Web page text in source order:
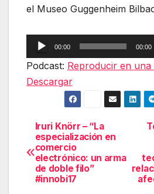
el Museo Guggenheim
Reproductor
de
00:00 00:00
Podcast: Reproducir en
Descargar
Navegación
de
entradas
Iruri Knörr – “La
especialización en
comercio
electrónico: un arma
de doble filo”
#innobi17